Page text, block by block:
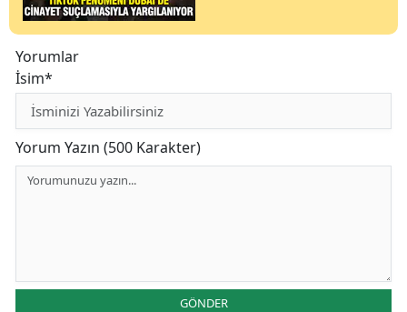
Yorumlar
İsim*
Yorum Yazın (500 Karakter)
GÖNDER